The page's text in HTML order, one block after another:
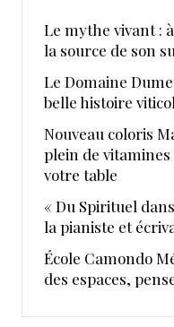
Le mythe vivant :
la source de son
Le Domaine
belle histoire
Nouveau coloris
plein de
votre table
« Du Spirituel
la pianiste et
École Camondo
des espaces,